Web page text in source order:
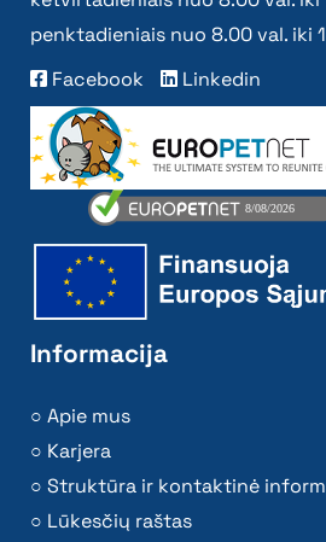
penktadieniais nuo 8.00 val. iki
Facebook
Linkedin
Informacija
Apie mus
Karjera
Struktūra ir kontaktinė
Lūkesčių raštas